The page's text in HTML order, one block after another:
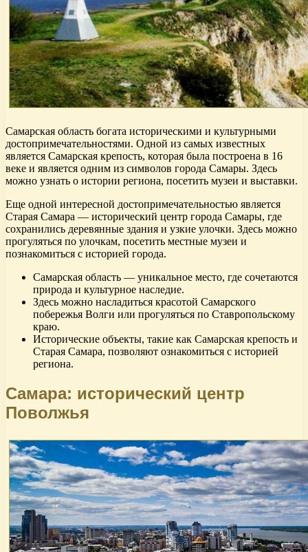
Самарская область богата историческими и культурными
достопримечательностями. Одной из самых известных
является Самарская крепость, которая была построена в 16
веке и является одним из символов города Самары. Здесь
можно узнать о истории региона, посетить музеи и выставки.
Еще одной интересной достопримечательностью является
Старая Самара — исторический центр города Самары, где
сохранились деревянные здания и узкие улочки. Здесь можно
прогуляться по улочкам, посетить местные музеи и
познакомиться с историей города.
Самарская область — уникальное место, где сочетаются
природа и культурное наследие.
Здесь можно насладиться красотой Самарского
побережья Волги или прогуляться по Ставропольскому
краю.
Исторические объекты, такие как Самарская крепость и
Старая Самара, позволяют ознакомиться с историей
региона.
Самара: исторический центр
Поволжья